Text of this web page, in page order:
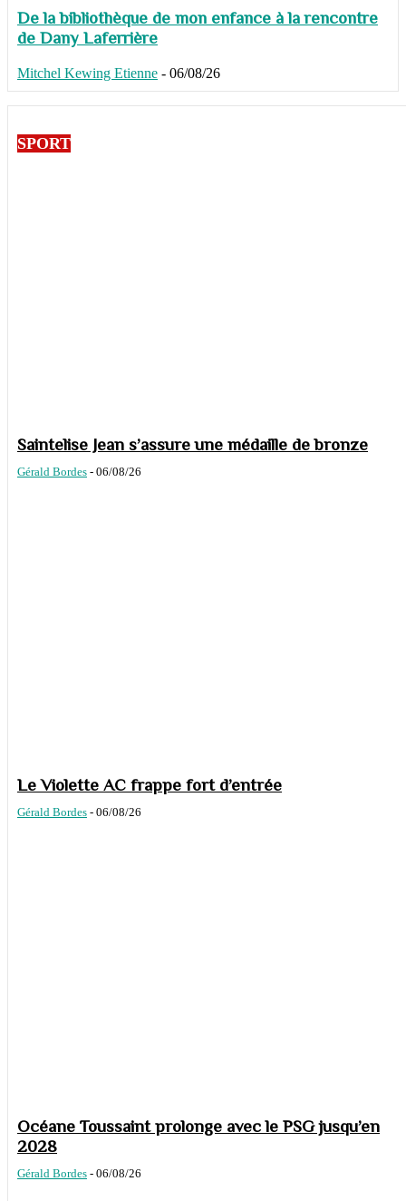
De la bibliothèque de mon enfance à la rencontre
de Dany Laferrière
Mitchel Kewing Etienne - 06/08/26
SPORT
Saintelise Jean s’assure une médaille de bronze
Gérald Bordes - 06/08/26
Le Violette AC frappe fort d’entrée
Gérald Bordes - 06/08/26
Océane Toussaint prolonge avec le PSG jusqu’en
2028
Gérald Bordes - 06/08/26